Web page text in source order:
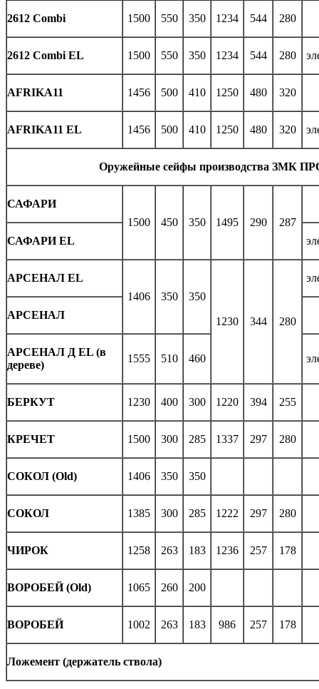
2612 Combi 1500 550 350 1234 544 280
2612 Combi EL 1500 550 350 1234 544 280
AFRIKA11 1456 500 410 1250 480 320
AFRIKA11 EL 1456 500 410 1250 480 320
Оружейные сейфы производства ЗМК
САФАРИ
1500
450 350 1495 290
287
САФАРИ EL
АРСЕНАЛ EL
1406
350 350
1230 344 280
АРСЕНАЛ
АРСЕНАЛ Д EL (в
дереве)
1555 510 460
БЕРКУТ 1230 400 300 1220 394 255
КРЕЧЕТ 1500 300 285 1337 297 280
СОКОЛ (Old) 1406 350 350
СОКОЛ 1385 300 285 1222 297 280
ЧИРОК 1258 263 183 1236 257 178
ВОРОБЕЙ (Old) 1065 260 200
ВОРОБЕЙ 1002 263 183 986 257 178
Ложемент (держатель ствола)